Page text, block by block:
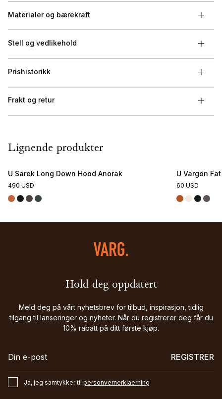
Materialer og bærekraft
Stell og vedlikehold
Prishistorikk
Frakt og retur
Lignende produkter
U Sarek Long Down Hood Anorak
490 USD
U Vargön
60 USD
Hold deg oppdatert
Meld deg på vårt nyhetsbrev for tilbud, inspirasjon, tidlig
tilgang til lanseringer og nyheter. Når du registrerer deg får du
10% rabatt på ditt første kjøp.
REGISTRER
Ja, jeg samtykker til personvernerklaerning